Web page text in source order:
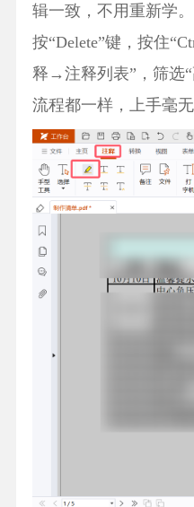
辑一致，不用重新学
按“Delete”键，按住
释→注释列表”，筛选“
流程都一样，上手毫无